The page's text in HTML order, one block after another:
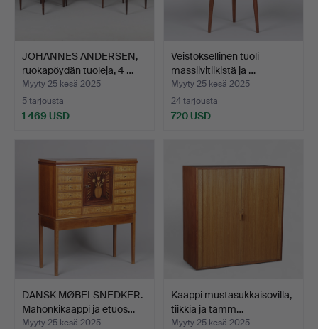
JOHANNES ANDERSEN,
ruokapöydän tuoleja, 4 …
Myyty 25 kesä 2025
5 tarjousta
1 469 USD
Veistoksellinen tuoli
massiivitiikistä ja …
Myyty 25 kesä 2025
24 tarjousta
720 USD
DANSK MØBELSNEDKER.
Mahonkikaappi ja etuos…
Myyty 25 kesä 2025
Kaappi mustasukkaisovilla,
tiikkiä ja tamm…
Myyty 25 kesä 2025